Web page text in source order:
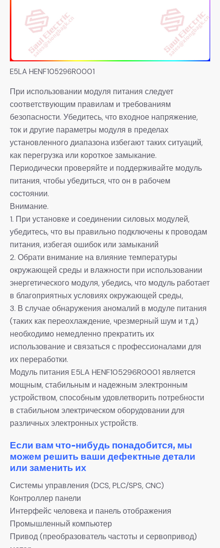
E5LA HENF105296R0001
При использовании модуля питания следует
соответствующим правилам и требованиям
безопасности. Убедитесь, что входное напряжение,
ток и другие параметры модуля в пределах
установленного диапазона избегают таких ситуаций,
как перегрузка или короткое замыкание.
Периодически проверяйте и поддерживайте модуль
питания, чтобы убедиться, что он в рабочем
состоянии.
Внимание.
1. При установке и соединении силовых модулей,
убедитесь, что вы правильно подключены к проводам
питания, избегая ошибок или замыканий
2. Обрати внимание на влияние температуры
окружающей среды и влажности при использовании
энергетического модуля, убедись, что модуль работает
в благоприятных условиях окружающей среды,
3. В случае обнаружения аномалий в модуле питания
(таких как переохлаждение, чрезмерный шум и т.д.)
необходимо немедленно прекратить их
использование и связаться с профессионалами для
их переработки.
Модуль питания E5LA HENF105296R0001 является
мощным, стабильным и надежным электронным
устройством, способным удовлетворить потребности
в стабильном электрическом оборудовании для
различных электронных устройств.
Если вам что-нибудь понадобится, мы
можем решить ваши дефектные детали
или заменить их
Системы управления (DCS, PLC/SPS, CNC)
Контроллер панели
Интерфейс человека и панель отображения
Промышленный компьютер
Привод (преобразователь частоты и сервопривод)